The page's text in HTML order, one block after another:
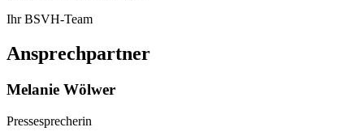
Ihr BSVH-Team
Ansprechpartner
Melanie Wölwer
Pressesprecherin